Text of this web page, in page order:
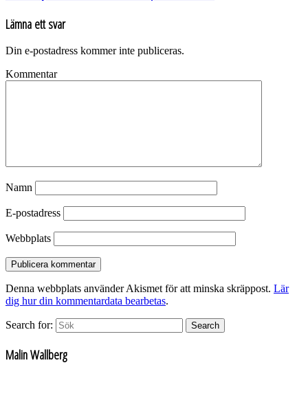
Lämna ett svar
Din e-postadress kommer inte publiceras.
Kommentar
Namn
E-postadress
Webbplats
Denna webbplats använder Akismet för att minska skräppost. Lär
dig hur din kommentardata bearbetas.
Search for: Search
Malin Wallberg